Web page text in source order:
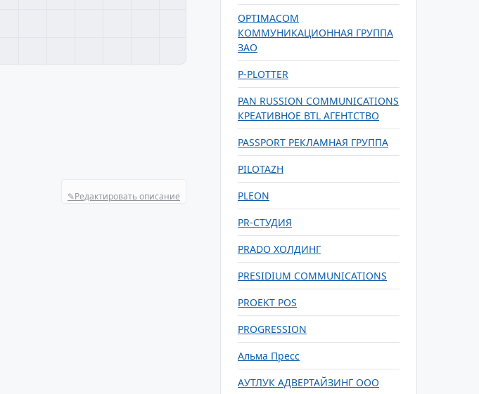
✎Редактировать описание
OPTIMACOM
КОММУНИКАЦИОННАЯ ГРУППА
ЗАО
P-PLOTTER
PAN RUSSION COMMUNICATIONS
КРЕАТИВНОЕ BTL АГЕНТСТВО
PASSPORT РЕКЛАМНАЯ ГРУППА
PILOTAZH
PLEON
PR-СТУДИЯ
PRADO ХОЛДИНГ
PRESIDIUM COMMUNICATIONS
PROEKT POS
PROGRESSION
Альма Пресс
АУТЛУК АДВЕРТАЙЗИНГ ООО